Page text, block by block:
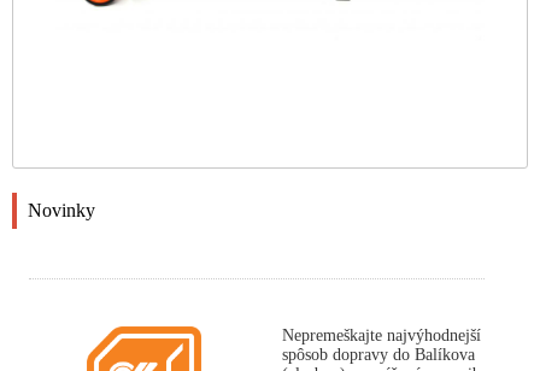
Novinky
Nepremeškajte najvýhodnejší
spôsob dopravy do Balíkova